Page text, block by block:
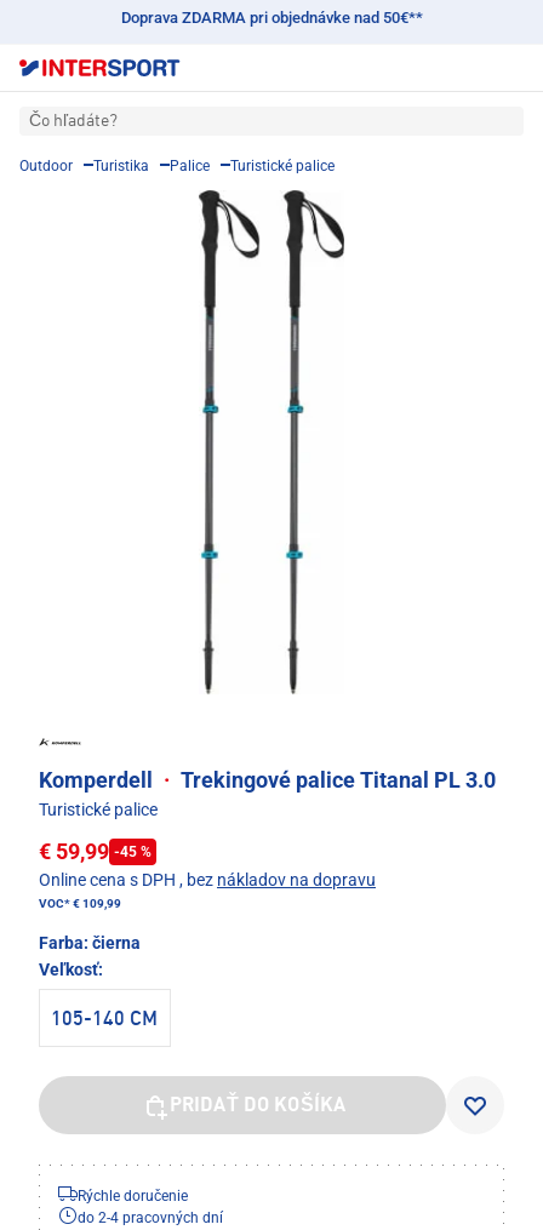
Doprava ZDARMA pri objednávke nad 50€**
Čo hľadáte?
Outdoor Turistika Palice Turistické palice
Komperdell · Trekingové palice Titanal PL 3.0
Turistické palice
€ 59,99 -45 %
Online cena s DPH , bez nákladov na dopravu
VOC*€ 109,99
Farba: čierna
Veľkosť:
105-140 CM
PRIDAŤ DO KOŠÍKA
Rýchle doručenie
do 2-4 pracovných dní